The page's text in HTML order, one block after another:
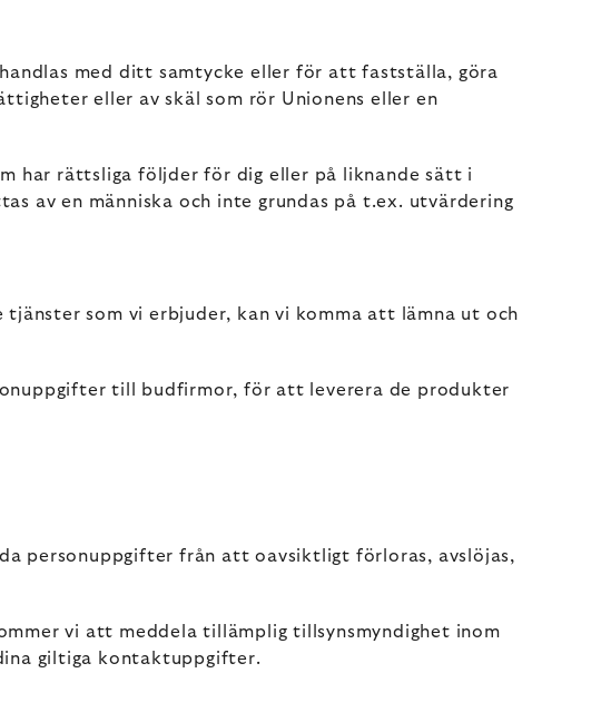
med ditt samtycke eller för att fastställa, göra
eller av skäl som rör Unionens eller en
har rättsliga följder för dig eller på liknande sätt i
av en människa och inte grundas på t.ex. utvärdering
som vi erbjuder, kan vi komma att lämna ut och
till budfirmor, för att leverera de produkter
personuppgifter från att oavsiktligt förloras, avslöjas,
vi att meddela tillämplig tillsynsmyndighet inom
giltiga kontaktuppgifter.